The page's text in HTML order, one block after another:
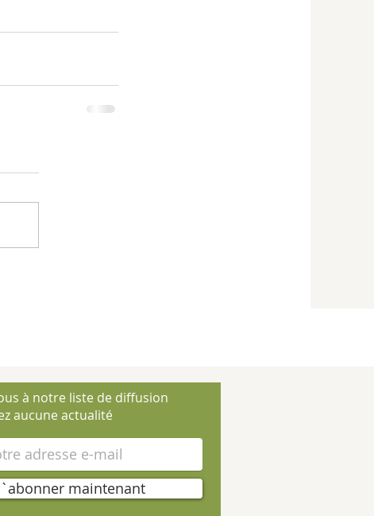
à notre liste de diffusion
aucune actualité
maintenant